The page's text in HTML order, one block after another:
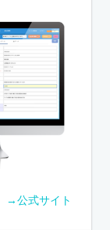
→公式サイト